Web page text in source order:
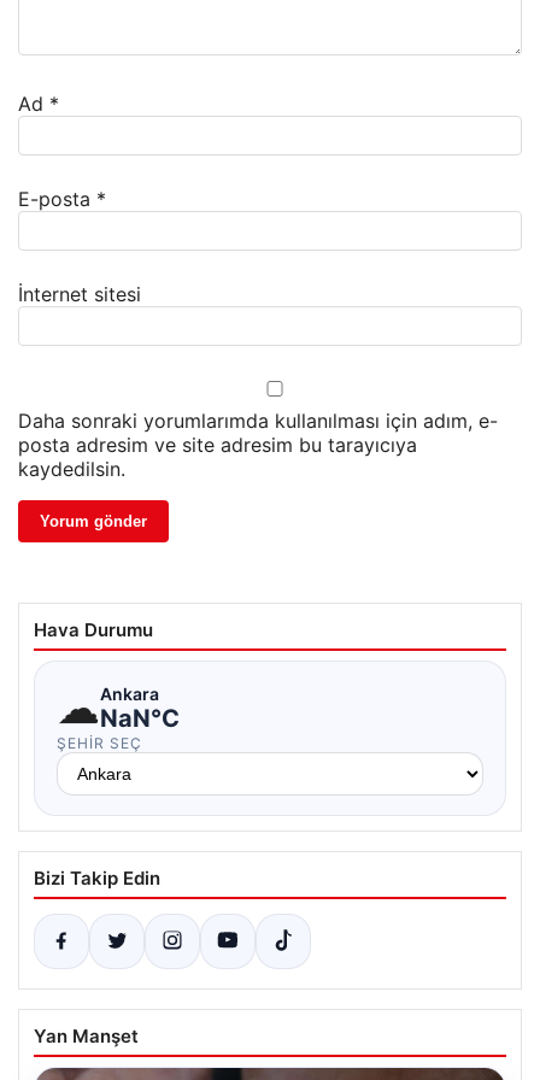
Ad *
E-posta *
İnternet sitesi
Daha sonraki yorumlarımda kullanılması için adım, e-
posta adresim ve site adresim bu tarayıcıya
kaydedilsin.
Hava Durumu
☁Ankara
NaN°C
ŞEHIR SEÇ
Bizi Takip Edin
Yan Manşet